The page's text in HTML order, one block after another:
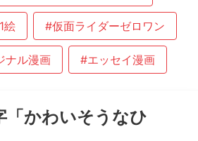
絵 #仮面ライダーゼロワン
ナル漫画 #エッセイ漫画
「かわいそうなひ